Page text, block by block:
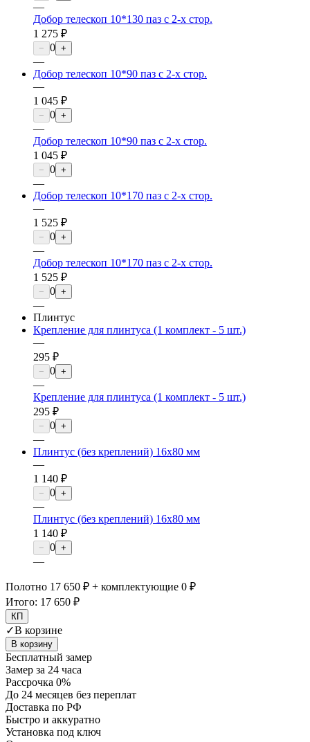
—
Добор телескоп 10*130 паз с 2-х стор.
1 275 ₽
− 0 +
—
Добор телескоп 10*90 паз с 2-х стор.
—
1 045 ₽
− 0 +
—
Добор телескоп 10*90 паз с 2-х стор.
1 045 ₽
− 0 +
—
Добор телескоп 10*170 паз с 2-х стор.
—
1 525 ₽
− 0 +
—
Добор телескоп 10*170 паз с 2-х стор.
1 525 ₽
− 0 +
—
Плинтус
Крепление для плинтуса (1 комплект - 5 шт.)
—
295 ₽
− 0 +
—
Крепление для плинтуса (1 комплект - 5 шт.)
295 ₽
− 0 +
—
Плинтус (без креплений) 16х80 мм
—
1 140 ₽
− 0 +
—
Плинтус (без креплений) 16х80 мм
1 140 ₽
− 0 +
—
Полотно 17 650 ₽ + комплектующие 0 ₽
Итого: 17 650 ₽
КП
✓В корзине
В корзину
Бесплатный замер
Замер за 24 часа
Рассрочка 0%
До 24 месяцев без переплат
Доставка по РФ
Быстро и аккуратно
Установка под ключ